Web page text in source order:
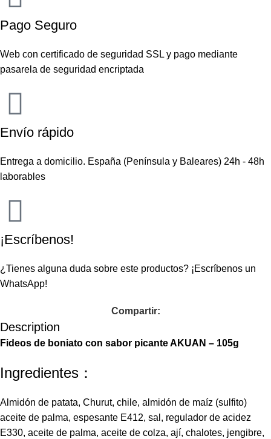
Pago Seguro
Web con certificado de seguridad SSL y pago mediante
pasarela de seguridad encriptada
Envío rápido
Entrega a domicilio. España (Península y Baleares) 24h - 48h
laborables
¡Escríbenos!
¿Tienes alguna duda sobre este productos? ¡Escríbenos un
WhatsApp!
Compartir:
Description
Fideos de boniato con sabor picante AKUAN – 105g
Ingredientes：
Almidón de patata, Churut, chile, almidón de maíz (sulfito)
aceite de palma, espesante E412, sal, regulador de acidez
E330, aceite de palma, aceite de colza, ají, chalotes, jengibre,